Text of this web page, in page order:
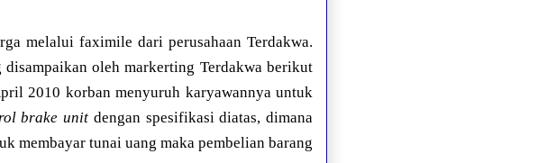
melalui faximile dari perusahaan Terdakwa.
disampaikan oleh markerting Terdakwa berikut
2010 korban menyuruh karyawannya untuk
brake unit dengan spesifikasi diatas, dimana
membayar tunai uang maka pembelian barang